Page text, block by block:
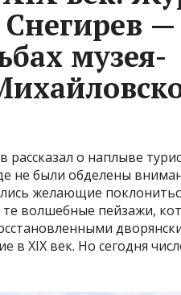
—
музея-
о наплыве
не были обделены
желающие
волшебные пейзажи,
XIX век. Но сегодня